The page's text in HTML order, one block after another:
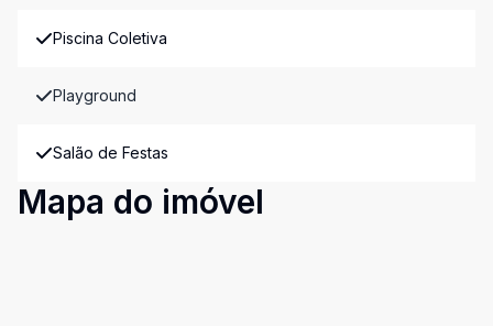
Piscina Coletiva
Playground
Salão de Festas
Mapa do imóvel